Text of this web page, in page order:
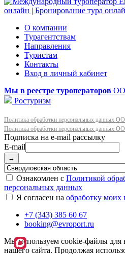
О компании
Турагентствам
Направления
Туристам
Контакты
Вход в личный кабинет
Мы в реестре туроператоров
Ростуризм
Политика обработки персональных данных
Политика обработки персональных данных
E-mail
→
Ознакомлен с Политикой
персональных данных
Я согласен на обработку
+7 (343) 385 60 67
booking@evroport.ru
Мы используем cookie-файлы для
нашего сайта. Продолжая